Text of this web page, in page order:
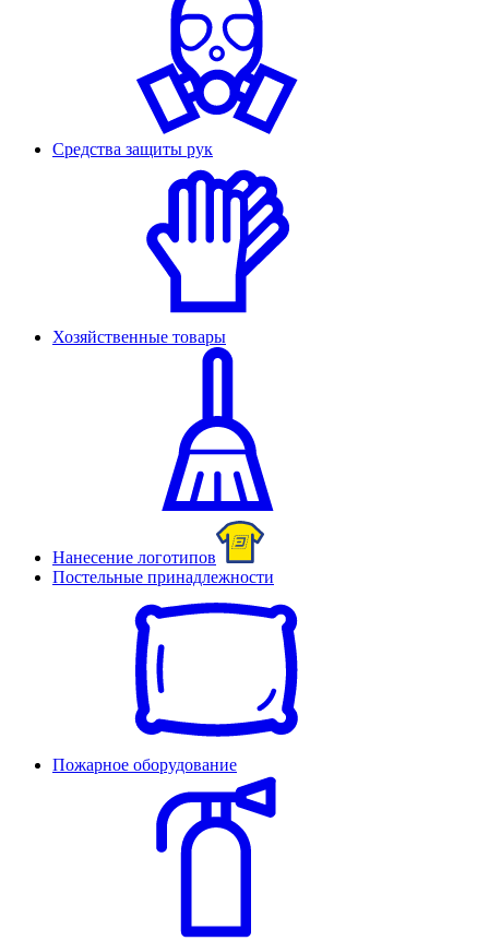
Средства защиты рук
Хозяйственные товары
Нанесение логотипов
Постельные принадлежности
Пожарное оборудование